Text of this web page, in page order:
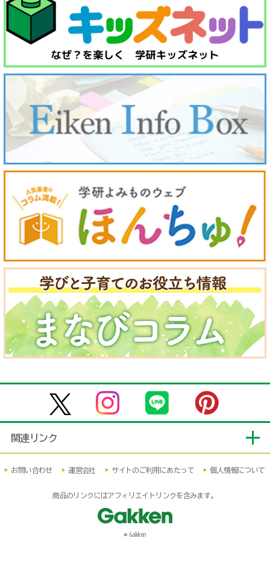
関連リンク
お問い合わせ 運営会社 サイトのご利用にあたって 個人情報について
商品のリンクにはアフィリエイトリンクを含みます。
© Gakken